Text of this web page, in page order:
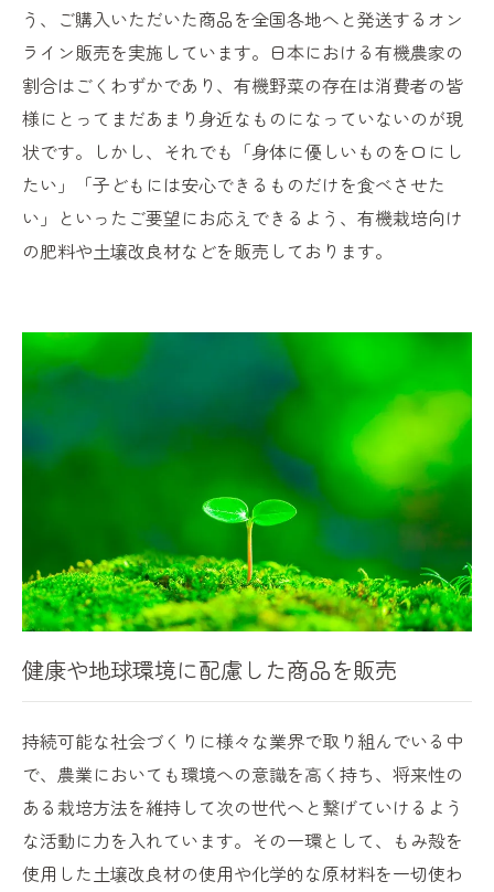
う、ご購入いただいた商品を全国各地へと発送するオン
ライン販売を実施しています。日本における有機農家の
割合はごくわずかであり、有機野菜の存在は消費者の皆
様にとってまだあまり身近なものになっていないのが現
状です。しかし、それでも「身体に優しいものを口にし
たい」「子どもには安心できるものだけを食べさせた
い」といったご要望にお応えできるよう、有機栽培向け
の肥料や土壌改良材などを販売しております。
健康や地球環境に配慮した商品を販売
持続可能な社会づくりに様々な業界で取り組んでいる中
で、農業においても環境への意識を高く持ち、将来性の
ある栽培方法を維持して次の世代へと繋げていけるよう
な活動に力を入れています。その一環として、もみ殻を
使用した土壌改良材の使用や化学的な原材料を一切使わ